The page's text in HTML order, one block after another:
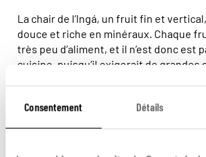
Consentement Détails
La chair de l’Ingá, un fruit fin et
douce et riche en minéraux. Chaque
très peu d’aliment, et il n’est donc est
cuisine, puisqu’il exigerait de grandes
des recettes de médicine indigène.